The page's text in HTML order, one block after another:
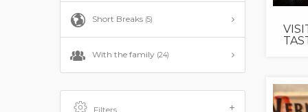
Short Breaks (5)
With the family (24)
Filters